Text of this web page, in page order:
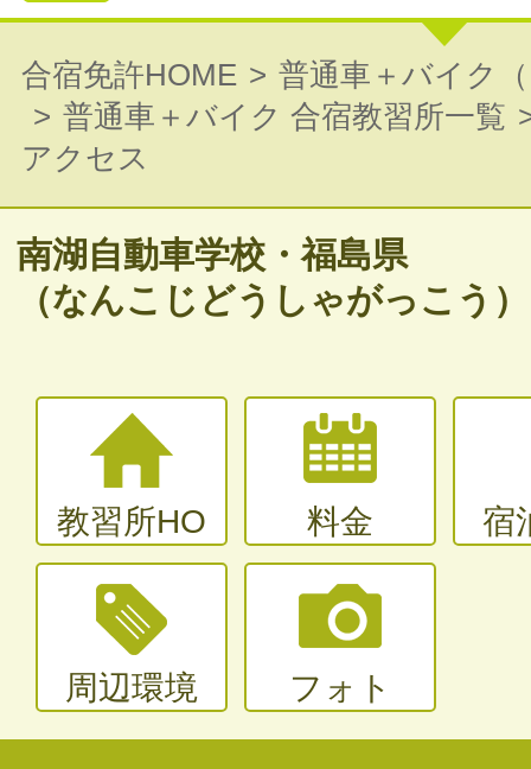
普通自動車免許
オートマ（AT）・マニュアル（MT）
バイク免許
普通二輪（中型二輪）・大型二輪
合宿免許HOME
普通車＋バイク
普通車＋バイク 合宿教習所一覧
アクセス
南湖自動車学校・福島県
（なんこじどうしゃがっこう）
教習所HO 料金 宿
周辺環境 フォト